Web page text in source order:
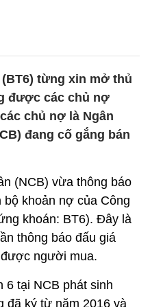
từng xin mở thủ
được các chủ nợ
chủ nợ là Ngân
đang cố gắng bán
(NCB) vừa thông báo
khoản nợ của Công
khoán: BT6). Đây là
thông báo đấu giá
người mua.
6 tại NCB phát sinh
đã ký từ năm 2016 và